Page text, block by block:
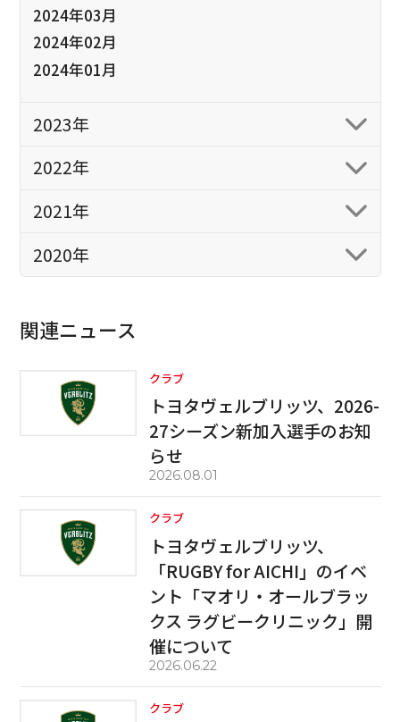
2024年03月
2024年02月
2024年01月
2023年
2022年
2021年
2020年
関連ニュース
クラブ
トヨタヴェルブリッツ、2026-
27シーズン新加入選手のお知
らせ
2026.08.01
クラブ
トヨタヴェルブリッツ、
「RUGBY for AICHI」のイベ
ント「マオリ・オールブラッ
クス ラグビークリニック」開
催について
2026.06.22
クラブ